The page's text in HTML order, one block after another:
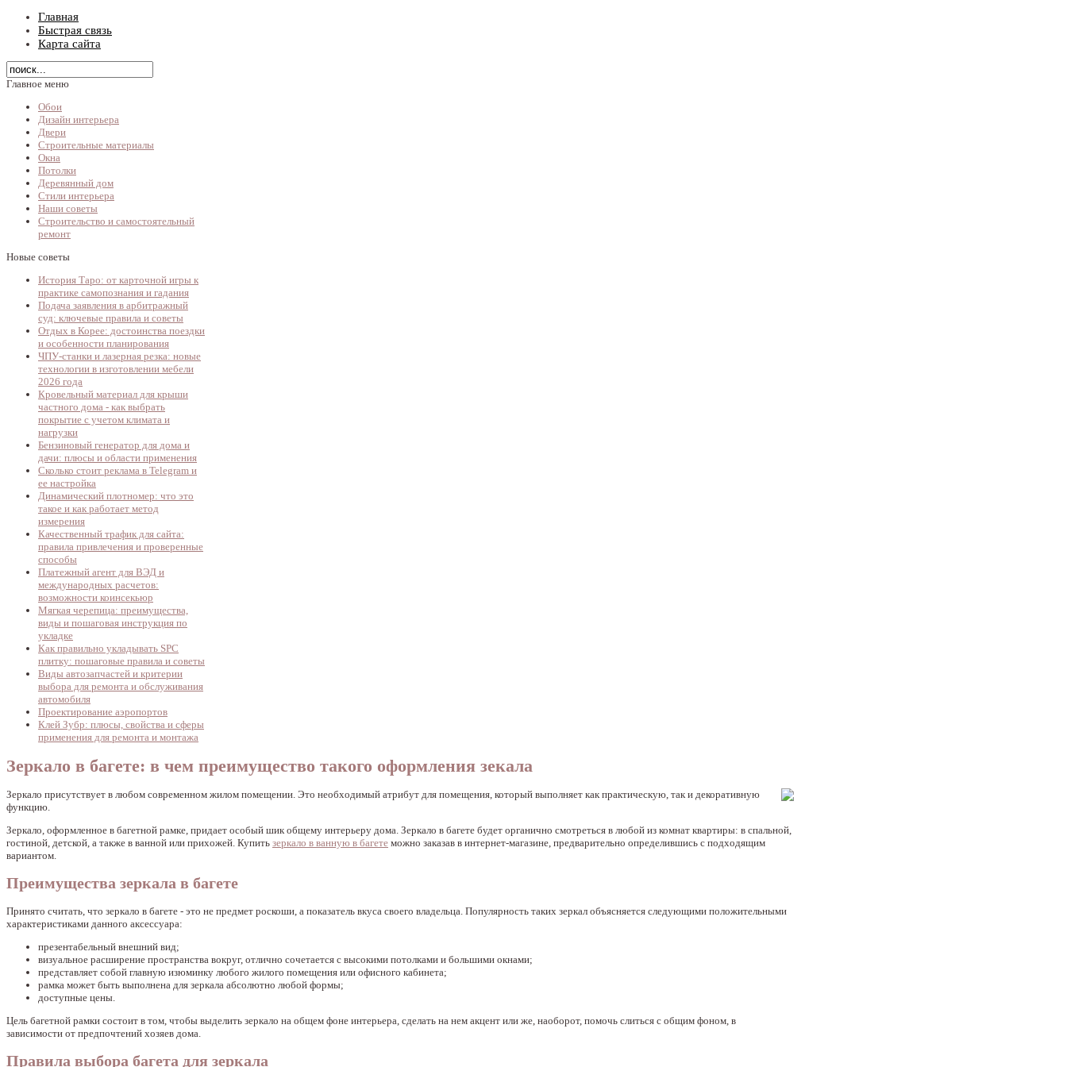
Главная
Быстрая связь
Карта сайта
Главное меню
Обои
Дизайн интерьера
Двери
Строительные материалы
Окна
Потолки
Деревянный дом
Стили интерьера
Наши советы
Строительство и самостоятельный
ремонт
Новые советы
История Таро: от карточной игры к
практике самопознания и гадания
Подача заявления в арбитражный
суд: ключевые правила и советы
Отдых в Корее: достоинства поездки
и особенности планирования
ЧПУ-станки и лазерная резка: новые
технологии в изготовлении мебели
2026 года
Кровельный материал для крыши
частного дома - как выбрать
покрытие с учетом климата и
нагрузки
Бензиновый генератор для дома и
дачи: плюсы и области применения
Сколько стоит реклама в Telegram и
ее настройка
Динамический плотномер: что это
такое и как работает метод
измерения
Качественный трафик для сайта:
правила привлечения и проверенные
способы
Платежный агент для ВЭД и
международных расчетов:
возможности коинсекьюр
Мягкая черепица: преимущества,
виды и пошаговая инструкция по
укладке
Как правильно укладывать SPC
плитку: пошаговые правила и советы
Виды автозапчастей и критерии
выбора для ремонта и обслуживания
автомобиля
Проектирование аэропортов
Клей Зубр: плюсы, свойства и сферы
применения для ремонта и монтажа
Зеркало в багете: в чем преимущество такого оформления зекала
Зеркало присутствует в любом современном жилом помещении. Это необходимый атрибут для помещения, который выполняет как практическую, так и декоративную
функцию.
Зеркало, оформленное в багетной рамке, придает особый шик общему интерьеру дома. Зеркало в багете будет органично смотреться в любой из комнат квартиры: в спальной,
гостиной, детской, а также в ванной или прихожей. Купить зеркало в ванную в багете можно заказав в интернет-магазине, предварительно определившись с подходящим
вариантом.
Преимущества зеркала в багете
Принято считать, что зеркало в багете - это не предмет роскоши, а показатель вкуса своего владельца. Популярность таких зеркал объясняется следующими положительными
характеристиками данного аксессуара:
презентабельный внешний вид;
визуальное расширение пространства вокруг, отлично сочетается с высокими потолками и большими окнами;
представляет собой главную изюминку любого жилого помещения или офисного кабинета;
рамка может быть выполнена для зеркала абсолютно любой формы;
доступные цены.
Цель багетной рамки состоит в том, чтобы выделить зеркало на общем фоне интерьера, сделать на нем акцент или же, наоборот, помочь слиться с общим фоном, в
зависимости от предпочтений хозяев дома.
Правила выбора багета для зеркала